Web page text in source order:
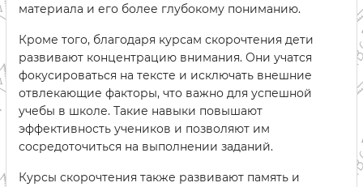
материала и его более глубокому пониманию.
Кроме того, благодаря курсам скорочтения дети
развивают концентрацию внимания. Они учатся
фокусироваться на тексте и исключать внешние
отвлекающие факторы, что важно для успешной
учебы в школе. Такие навыки повышают
эффективность учеников и позволяют им
сосредоточиться на выполнении заданий.
Курсы скорочтения также развивают память и